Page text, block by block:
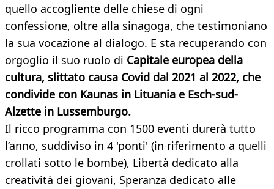
quello accogliente delle chiese di ogni
confessione, oltre alla sinagoga, che testimoniano
la sua vocazione al dialogo. E sta recuperando con
orgoglio il suo ruolo di Capitale europea della
cultura, slittato causa Covid dal 2021 al 2022, che
condivide con Kaunas in Lituania e Esch-sud-
Alzette in Lussemburgo.
Il ricco programma con 1500 eventi durerà tutto
l’anno, suddiviso in 4 'ponti' (in riferimento a quelli
crollati sotto le bombe), Libertà dedicato alla
creatività dei giovani, Speranza dedicato alle